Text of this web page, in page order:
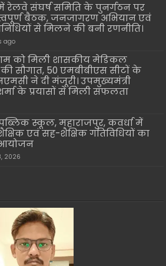
रेलवे संघर्ष समिति के पुनर्गठन पर
बैठक, जनजागरण अभियान एवं
से मिलने की बनी रणनीति।
ago
को मिली शासकीय मेडिकल
सौगात, 50 एमबीबीएस सीटों के
ने दी मंजूरी। उपमुख्यमंत्री
के प्रयासों से मिली सफलता
स्कूल, महाराजपुर, कवर्धा में
एवं सह-शैक्षिक गतिविधियों का
2026